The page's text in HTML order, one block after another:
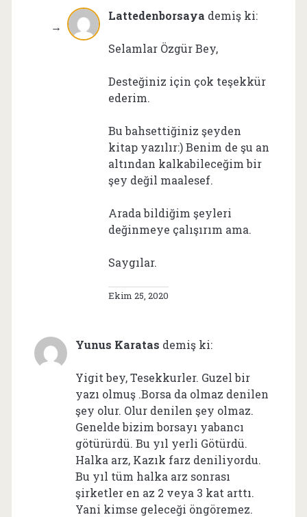
Lattedenborsaya demiş ki:
Selamlar Özgür Bey,
Desteğiniz için çok teşekkür
ederim.
Bu bahsettiğiniz şeyden
kitap yazılır:) Benim de şu an
altından kalkabileceğim bir
şey değil maalesef.
Arada bildiğim şeyleri
değinmeye çalışırım ama.
Saygılar.
Ekim 25, 2020
Yunus Karatas demiş ki:
Yigit bey, Tesekkurler. Guzel bir
yazı olmuş .Borsa da olmaz denilen
şey olur. Olur denilen şey olmaz.
Genelde bizim borsayı yabancı
götürürdü. Bu yıl yerli Götürdü.
Halka arz, Kazık farz deniliyordu.
Bu yıl tüm halka arz sonrası
şirketler en az 2 veya 3 kat arttı.
Yani kimse geleceği öngöremez.